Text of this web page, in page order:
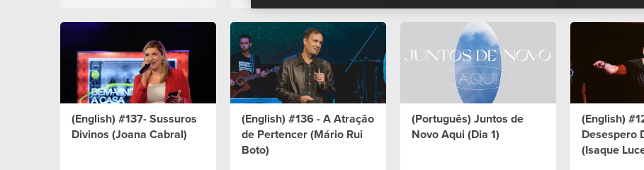
(English) #137- Sussuros
Divinos (Joana Cabral)
(English) #136 - A Atração
de Pertencer (Mário Rui
Boto)
(Português) Juntos de
Novo Aqui (Dia 1)
(English)
Desespero
(Isaque